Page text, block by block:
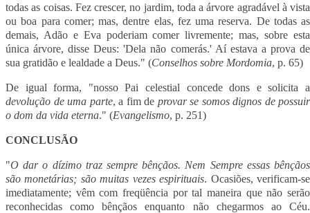
todas as coisas. Fez crescer, no jardim, toda a árvore agradável à vista
ou boa para comer; mas, dentre elas, fez uma reserva. De todas as
demais, Adão e Eva poderiam comer livremente; mas, sobre esta
única árvore, disse Deus: 'Dela não comerás.' Aí estava a prova de
sua gratidão e lealdade a Deus." (Conselhos sobre Mordomia, p. 65)
De igual forma, "nosso Pai celestial concede dons e solicita a
devolução de uma parte, a fim de provar se somos dignos de possuir
o dom da vida eterna." (Evangelismo, p. 251)
CONCLUSÃO
"O dar o dízimo traz sempre bênçãos. Nem Sempre essas bênçãos
são monetárias; são muitas vezes espirituais. Ocasiões, verificam-se
imediatamente; vêm com freqüência por tal maneira que não serão
reconhecidas como bênçãos enquanto não chegarmos ao Céu.